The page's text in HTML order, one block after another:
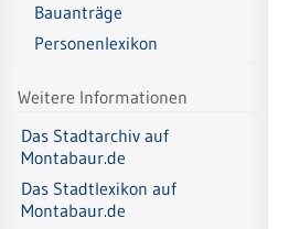
Bauanträge
Personenlexikon
Weitere Informationen
Das Stadtarchiv auf
Montabaur.de
Das Stadtlexikon auf
Montabaur.de